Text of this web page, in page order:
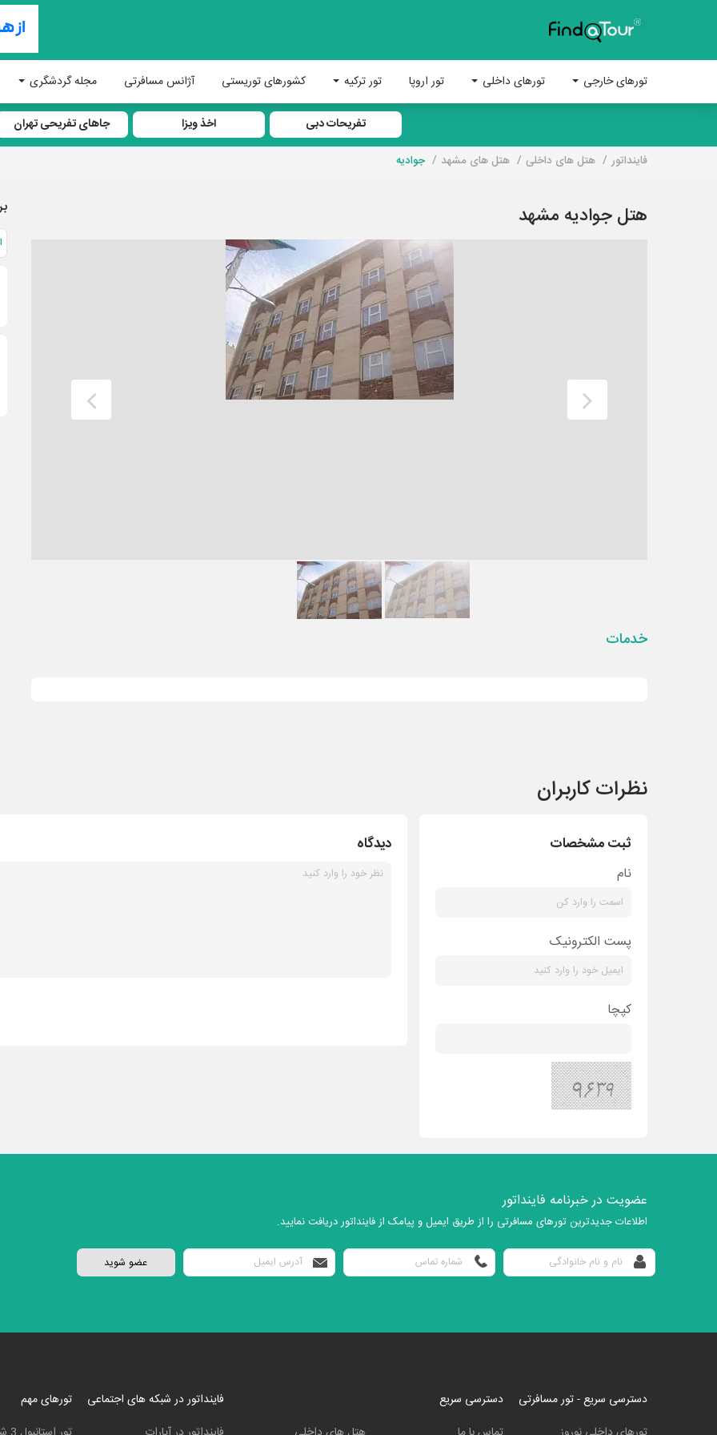
تورهای خارجی تورهای داخلی تور اروپا تور ترکیه کشورهای توریستی آژانس مسافرتی مجله گردشگری
تفریحات دبی اخذ ویزا جاهای تفریحی تهران
فاینداتور هتل های داخلی هتل های مشهد جوادیه
هتل جوادیه مشهد
خدمات
نظرات کاربران
ثبت مشخصات
نام
پست الکترونیک
کپچا
دیدگاه
عضویت در خبرنامه فاینداتور
اطلاعات جدیدترین تورهای مسافرتی را از طریق ایمیل و پیامک از فاینداتور دریافت نمایید.
دسترسی سریع - تور مسافرتی
دسترسی سریع
فاینداتور در شبکه های اجتماعی
تورهای مهم